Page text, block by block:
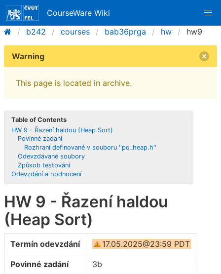
CourseWare Wiki
b242
courses bab36prga hw hw9
Warning
This page is located in archive.
Table of Contents
HW 9 - Řazení haldou (Heap Sort)
Povinné zadaní
Rozhraní definované v souboru ''pq_heap.h''
Odevzdávané soubory
Způsob testování
Odevzdání a hodnocení
HW 9 - Řazení haldou
(Heap Sort)
Termín odevzdání 17.05.2025@23:59 PDT
Povinné zadání 3b